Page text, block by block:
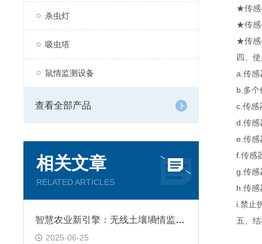
杀虫灯
吸虫塔
鼠情监测设备
查看全部产品
相关文章
RELATED ARTICLES
智慧农业新引擎：无线土壤墒情监测站
2025-06-25
★传感器
★传感器
★传感器
四、使
a.传感器
b.多个传
c.传感器
d.传感器
e.传感器
f.传感器
g.传感器
h.传感器
i.禁止拆
五、结